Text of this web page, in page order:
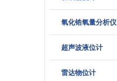
氧化锆氧量分析仪
超声波液位计
雷达物位计